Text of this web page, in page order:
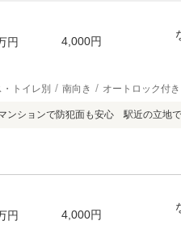
円 4,000円
トイレ別 南向き オートロック付き
ンションで防犯面も安心 駅近の立地
円 4,000円